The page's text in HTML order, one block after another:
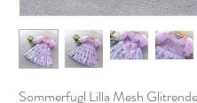
Sommerfugl Lilla Mesh